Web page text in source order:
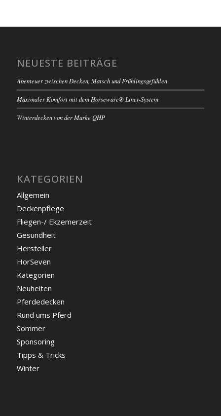
NEUESTE BEITRÄGE
Abenteuer zwischen Decken, Matsch und Frühlingsgefühlen
Maximaler Komfort mit dem Horseware® Liner-System
Winterdecken von der Marke QHP
KATEGORIEN
Allgemein
Deckenpflege
Fliegen-/ Ekzemerzeit
Gesundheit
Hersteller
HorSeven
Kategorien
Neuheiten
Pferdedecken
Rund ums Pferd
Sommer
Sponsoring
Tipps & Tricks
Winter